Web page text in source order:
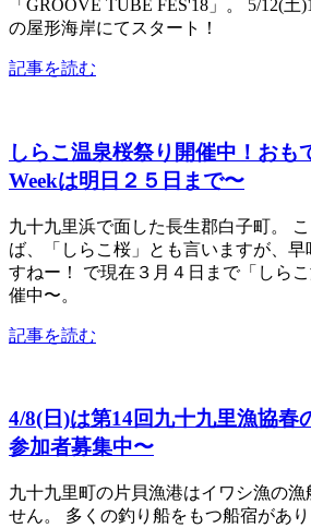
「GROOVE TUBE FES'18」。 5/12(
の屋形海岸にてスタート！
記事を読む
しらこ温泉桜祭り開催中！おも
Weekは明日２５日まで〜
九十九里浜で面した長生郡白子町。
ば、「しらこ桜」とも言いますが、
すねー！ で現在３月４日まで「しら
催中〜。
記事を読む
4/8(日)は第14回九十九里漁協春
参加者募集中〜
九十九里町の片貝漁港はイワシ漁の漁
せん。 多くの釣り船をもつ船宿があ